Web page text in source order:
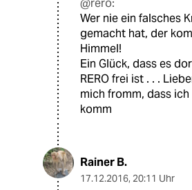
@rero:
Wer nie ein falsches
gemacht hat, der
Himmel!
Ein Glück, dass es
RERO frei ist . . .
mich fromm, dass
komm
Rainer B.
17.12.2016, 20:11 Uhr